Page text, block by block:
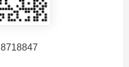
8718847